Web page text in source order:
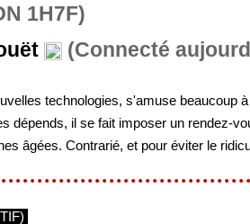
1H7F)
(Connecté
technologies, s'amuse beaucoup
dépends, il se fait imposer un rendez-
âgées. Contrarié, et pour éviter le